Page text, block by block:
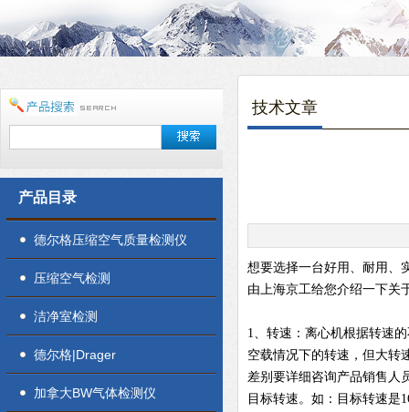
产品目录
德尔格压缩空气质量检测仪
压缩空气检测
洁净室检测
德尔格|Drager
加拿大BW气体检测仪
技术文章
想要选择一台好用、耐用、
由上海京工给您介绍一下关
1、转速：离心机根据转速
空载情况下的转速，但大转
差别要详细咨询产品销售人
目标转速。如：目标转速是